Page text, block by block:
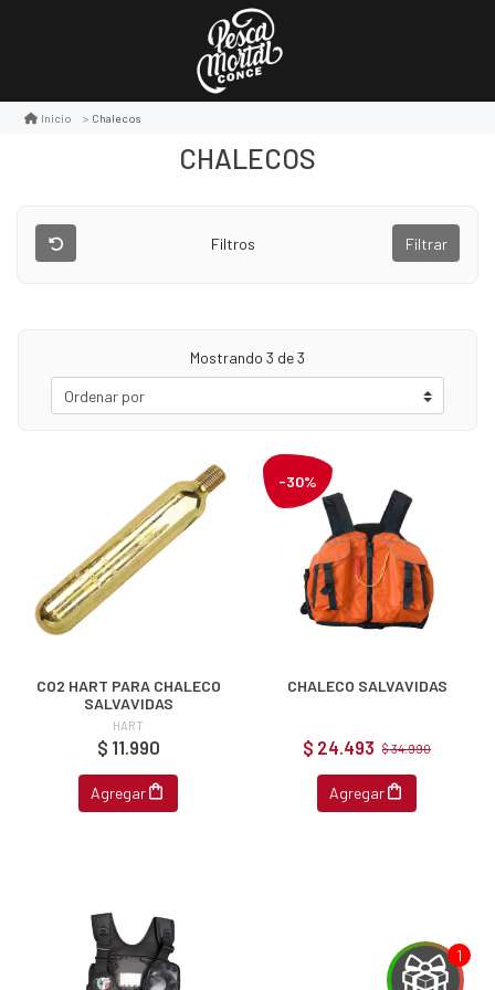
Inicio Chalecos
CHALECOS
Filtros Filtrar
Mostrando 3 de 3
CO2 HART PARA CHALECO
SALVAVIDAS
HART
$ 11.990
Agregar
-30%
CHALECO SALVAVIDAS
$ 24.493 $ 34.990
Agregar